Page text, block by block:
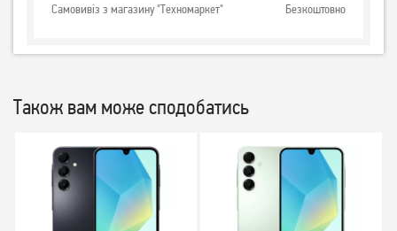
Самовивіз з магазину "Техномаркет" Безкоштовно
Також вам може сподобатись